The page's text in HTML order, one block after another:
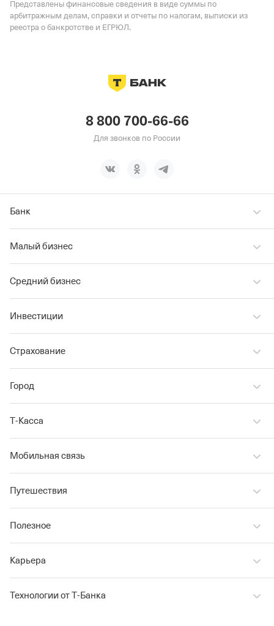
Представлены финансовые сведения в виде суммы по
арбитражным делам, справки и отчеты по налогам, выписки из
реестра о банкротстве и ЕГРЮЛ.
8 800 700-66-66
Для звонков по России
Банк
Малый бизнес
Средний бизнес
Инвестиции
Страхование
Город
Т‑Касса
Мобильная связь
Путешествия
Полезное
Карьера
Технологии от Т‑Банка